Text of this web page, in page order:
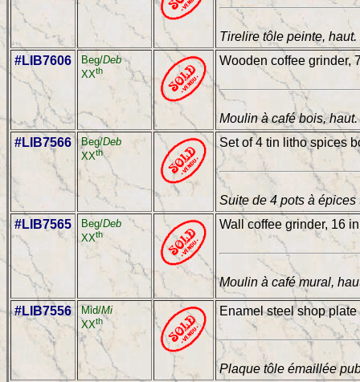
Tirelire tôle peinte, haut.
#LIB7606
Beg/Deb
XXth
Wooden coffee grinder,
Moulin à café bois,
#LIB7566
Beg/Deb
XXth
Set of 4 tin litho spices
Suite de 4 pots à épices
#LIB7565
Beg/Deb
XXth
Wall coffee grinder, 16
Moulin à café mural,
#LIB7556 Mid/Mi
XXth
Enamel steel shop
Plaque tôle émaillée